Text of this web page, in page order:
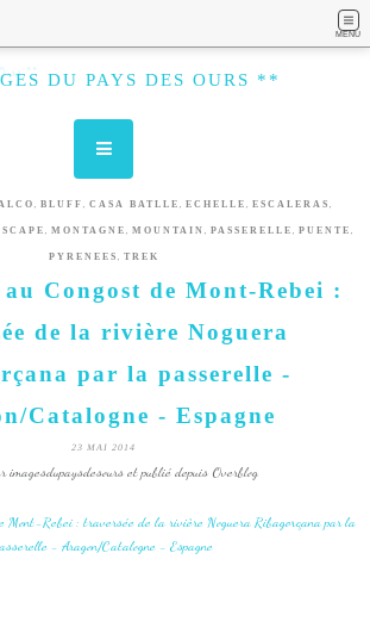
MENU
DU PAYS DES OURS **
, BLUFF , CASA BATLLE , ECHELLE , ESCALERAS ,
, MONTAGNE , MOUNTAIN , PASSERELLE , PUENTE ,
PYRENEES , TREK
au Congost de Mont-Rebei :
de la rivière Noguera
par la passerelle -
Catalogne - Espagne
23 MAI 2014
imagesdupaysdesours et publié depuis Overblog